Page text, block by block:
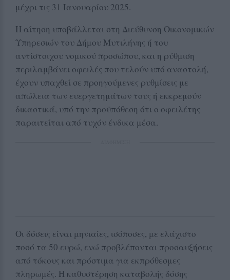
μέχρι τις 31 Ιανουαρίου 2025.
Η αίτηση υποβάλλεται στη Διεύθυνση Οικονομικών
Υπηρεσιών του Δήμου Μυτιλήνης ή του
αντίστοιχου νομικού προσώπου, και η ρύθμιση
περιλαμβάνει οφειλές που τελούν υπό αναστολή,
έχουν υπαχθεί σε προηγούμενες ρυθμίσεις με
απώλεια των ευεργετημάτων τους ή εκκρεμούν
δικαστικά, υπό την προϋπόθεση ότι ο οφειλέτης
παραιτείται από τυχόν ένδικα μέσα.
Οι δόσεις είναι μηνιαίες, ισόποσες, με ελάχιστο
ποσό τα 50 ευρώ, ενώ προβλέπονται προσαυξήσεις
από τόκους και πρόστιμα για εκπρόθεσμες
πληρωμές. Η καθυστέρηση καταβολής δόσης